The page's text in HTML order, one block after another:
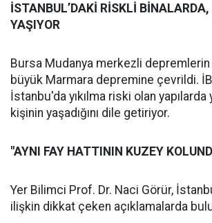
İSTANBUL’DAKİ RİSKLİ
YAŞIYOR
Bursa Mudanya merkezli depremlerin
büyük Marmara depremine çevrildi.
İstanbu'da yıkılma riski olan yapılarda
kişinin yaşadığını dile getiriyor.
"AYNI FAY HATTININ KUZEY
Yer Bilimci Prof. Dr. Naci Görür,
ilişkin dikkat çeken açıklamalarda